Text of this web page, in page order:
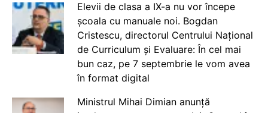
Elevii de clasa a IX-a nu vor începe
școala cu manuale noi. Bogdan
Cristescu, directorul Centrului Național
de Curriculum și Evaluare: În cel mai
bun caz, pe 7 septembrie le vom avea
în format digital
Ministrul Mihai Dimian anunță